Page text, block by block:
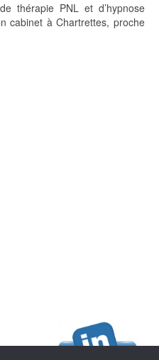
thérapie PNL et d’hypnose
cabinet à Chartrettes, proche